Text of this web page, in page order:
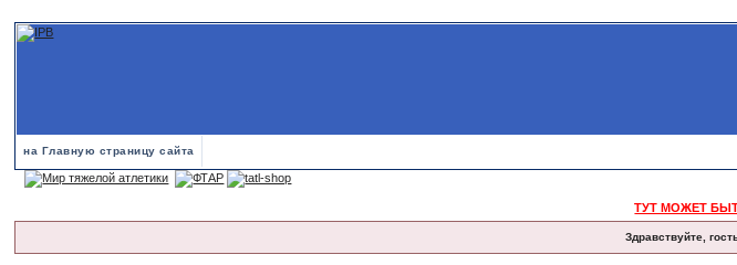
на Главную страницу сайта
ТУТ МОЖЕТ
Здравствуйте,